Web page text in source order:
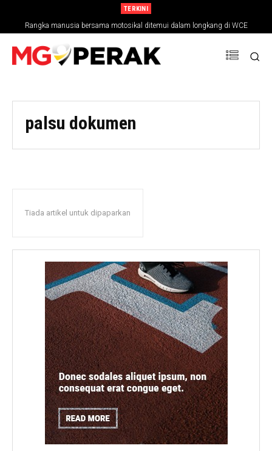
TERKINI
Rangka manusia bersama motosikal ditemui dalam longkang di WCE
palsu dokumen
Tiada artikel untuk dipaparkan